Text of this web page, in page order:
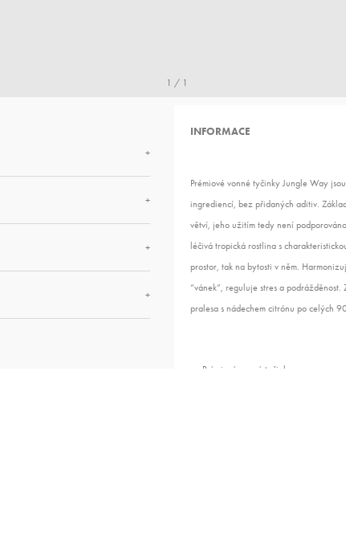
1 / 1
+
+
+
+
INFORMACE
Prémiové vonné tyčinky Jungle Way
ingrediencí, bez přidaných aditiv.
větví, jeho užitím tedy není
léčivá tropická rostlina s
prostor, tak na bytosti v něm.
“vánek”, reguluje stres a
pralesa s nádechem citrónu po celých
Prémiové vonné tyčinky